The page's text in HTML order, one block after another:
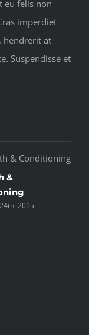
eu felis non
imperdiet
hendrerit at
Suspendisse et
&
2015